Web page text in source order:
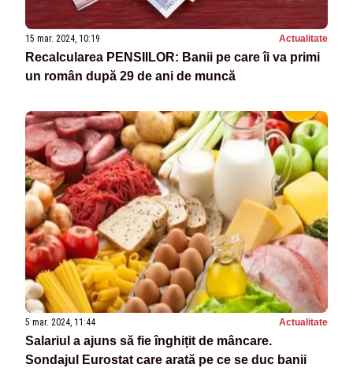
15 mar. 2024, 10:19 Actualitate
Recalcularea PENSIILOR: Banii pe care îi va primi
un român după 29 de ani de muncă
5 mar. 2024, 11:44 Actualitate
Salariul a ajuns să fie înghițit de mâncare.
Sondajul Eurostat care arată pe ce se duc banii